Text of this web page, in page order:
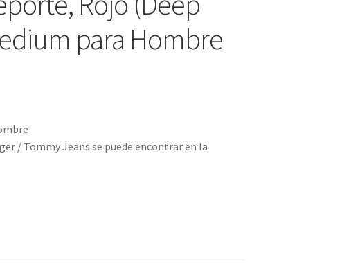
para Hombre
/ Tommy Jeans se puede encontrar en la